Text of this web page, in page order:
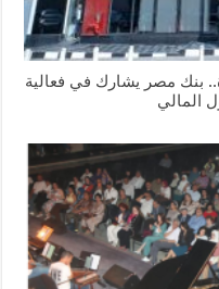
بنك مصر يشارك في فعالية
المالي